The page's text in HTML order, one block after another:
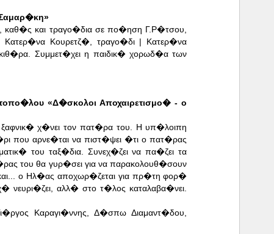
και τραγο�δια σε πο�ηση Γ.Ρ�τσου,
Κουρετζ�, τραγο�δι | Κατερ�να
Συμμετ�χει η παιδικ� χορωδ�α των
«Δ�σκολοι Αποχαιρετισμο� - ο
χ�νει τον πατ�ρα του. Η υπ�λοιπη
που αρνε�ται να πιστ�ψει �τι ο πατ�ρας
του ταξ�δια. Συνεχ�ζει να πα�ζει τα
του θα γυρ�σει για να παρακολουθ�σουν
ο Ηλ�ας αποχωρ�ζεται για πρ�τη φορ�
νευρι�ζει, αλλ� στο τ�λος καταλαβα�νει.
Καραγι�ννης, Δ�σπω Διαμαντ�δου,